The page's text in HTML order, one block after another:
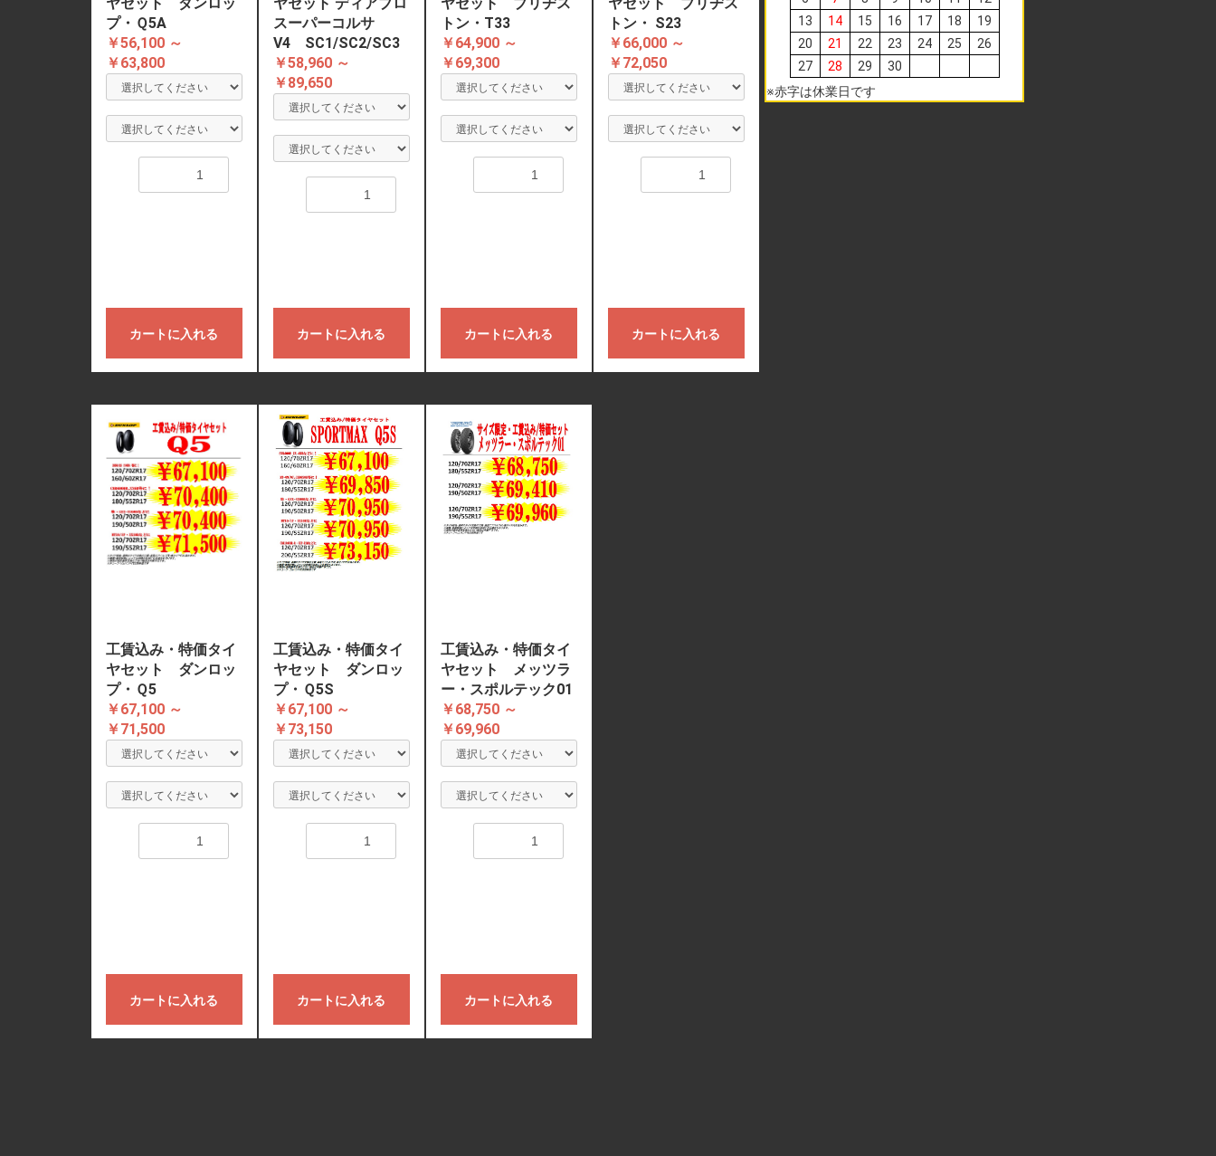
プ・Ｑ5A
￥56,100 ～
￥63,800
カートに入れる
スーパーコルサ
V4 SC1/SC2/SC3
￥58,960 ～
￥89,650
カートに入れる
トン・T33
￥64,900 ～
￥69,300
カートに入れる
トン・ S23
￥66,000 ～
￥72,050
カートに入れる
工賃込み・特価タイ
ヤセット ダンロッ
プ・Ｑ5
￥67,100 ～
￥71,500
カートに入れる
工賃込み・特価タイ
ヤセット ダンロッ
プ・Ｑ5S
￥67,100 ～
￥73,150
カートに入れる
工賃込み・特価タイ
ヤセット メッツラ
ー・スポルテック01
￥68,750 ～
￥69,960
カートに入れる
13
14 15 16 17 18
19
20
21 22 23 24 25
26
27
28 29
30
※赤字は休業日です